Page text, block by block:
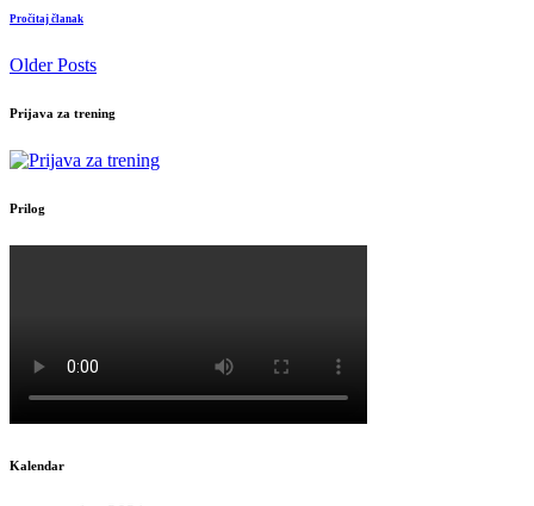
Pročitaj članak
Older Posts
Prijava za trening
Prilog
Kalendar